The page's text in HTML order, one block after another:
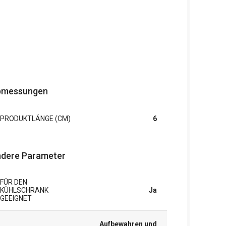
PRODUKTLÄNGE (CM) 6
Parameter
FÜR DEN
KÜHLSCHRANK
GEEIGNET
Ja
Aufbewahren und